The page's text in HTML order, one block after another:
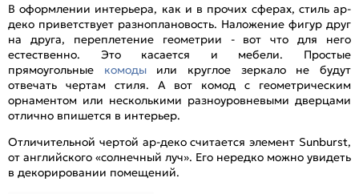
В оформлении интерьера, как и в прочих сферах, стиль ар-
деко приветствует разноплановость. Наложение фигур друг
на друга, переплетение геометрии - вот что для него
естественно. Это касается и мебели. Простые
прямоугольные комодыили круглое зеркало не будут
отвечать чертам стиля. А вот комод с геометрическим
орнаментом или несколькими разноуровневыми дверцами
отлично впишется в интерьер.
Отличительной чертой ар-деко считается элемент Sunburst,
от английского «солнечный луч». Его нередко можно увидеть
в декорировании помещений.